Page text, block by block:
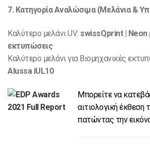
7. Κατηγορία Αναλώσιμα (Μελάνια &
Καλύτερο μελάνι UV: swissQprint | Neon
εκτυπώσεις
Καλύτερο μελάνι για Βιομηχανικές
Alussa iUL10
Μπορείτε να
αιτιολογική
πατώντας την